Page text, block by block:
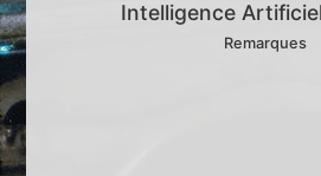
Intelligence
Remarques